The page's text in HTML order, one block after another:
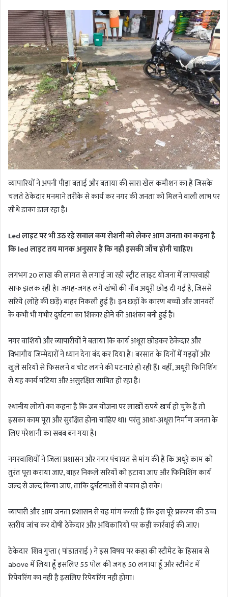
व्यापारियों ने अपनी पीड़ा बताई और बताया की सारा खेल कमीशन का है जिसके
चलते ठेकेदार मनमाने तरीके से कार्य कर नगर की जनता को मिलने वाली लाभ पर
सीधे डाका डाल रहा है।
Led लाइट पर भी उठ रहे सवाल कम रोशनी को लेकर आम जनता का कहना है
कि led लाइट तय मानक अनुसार है कि नही इसकी जाँच होनी चाहिए।
लगभग 20 लाख की लागत से लगाई जा रही स्ट्रीट लाइट योजना में लापरवाही
साफ झलक रही है। जगह-जगह लगे खंभों की नींव अधूरी छोड़ दी गई है, जिससे
सरिये (लोहे की छड़ें) बाहर निकली हुई हैं। इन छड़ों के कारण बच्चों और जानवरों
के कभी भी गंभीर दुर्घटना का शिकार होने की आशंका बनी हुई है।
नगर वाशियों और व्यापारीयों ने बताया कि कार्य अधूरा छोड़कर ठेकेदार और
विभागीय जिम्मेदारों ने ध्यान देना बंद कर दिया है। बरसात के दिनों में गड्ढ़ों और
खुले सरियों से फिसलने व चोट लगने की घटनाएं हो रही हैं। वहीं, अधूरी फिनिशिंग
से यह कार्य घटिया और असुरक्षित साबित हो रहा है।
स्थानीय लोगों का कहना है कि जब योजना पर लाखों रुपये खर्च हो चुके हैं तो
इसका काम पूरा और सुरक्षित होना चाहिए था। परंतु आधा-अधूरा निर्माण जनता के
लिए परेशानी का सबब बन गया है।
नगरवाशियों ने जिला प्रशासन और नगर पंचायत से मांग की है कि अधूरे काम को
तुरंत पूरा कराया जाए, बाहर निकले सरियों को हटाया जाए और फिनिशिंग कार्य
जल्द से जल्द किया जाए, ताकि दुर्घटनाओं से बचाव हो सके।
व्यापारी और आम जनता प्रशासन से यह मांग करती है कि इस पूरे प्रकरण की उच्च
स्तरीय जांच कर दोषी ठेकेदार और अधिकारियों पर कड़ी कार्रवाई की जाए।
ठेकेदार शिव गुप्ता ( पांडातराई ) ने इस विषय पर कहा की स्टीमेट के हिसाब से
above में लिया हूँ इसलिए 55 पोल की जगह 50 लगाया हूँ और स्टीमेट में
रिपेयरिंग का नही है इसलिए रिपेयरिंग नही होगा।